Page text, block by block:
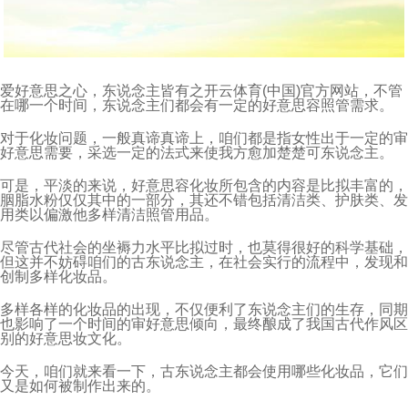
爱好意思之心，东说念主皆有之开云体育(中国)官方网站，不管
在哪一个时间，东说念主们都会有一定的好意思容照管需求。
对于化妆问题，一般真谛真谛上，咱们都是指女性出于一定的审
好意思需要，采选一定的法式来使我方愈加楚楚可东说念主。
可是，平淡的来说，好意思容化妆所包含的内容是比拟丰富的，
胭脂水粉仅仅其中的一部分，其还不错包括清洁类、护肤类、发
用类以偏激他多样清洁照管用品。
尽管古代社会的坐褥力水平比拟过时，也莫得很好的科学基础，
但这并不妨碍咱们的古东说念主，在社会实行的流程中，发现和
创制多样化妆品。
多样各样的化妆品的出现，不仅便利了东说念主们的生存，同期
也影响了一个时间的审好意思倾向，最终酿成了我国古代作风区
别的好意思妆文化。
今天，咱们就来看一下，古东说念主都会使用哪些化妆品，它们
又是如何被制作出来的。